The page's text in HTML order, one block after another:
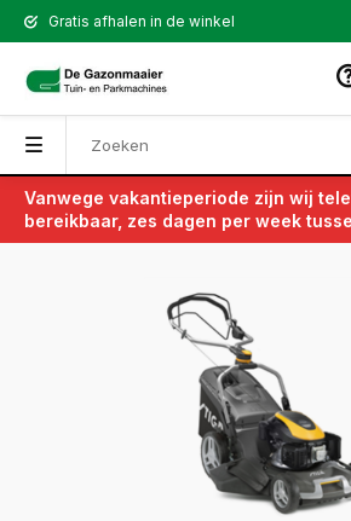
Gratis afhalen in de winkel
Vanwege vakantieperiode zijn wij
bereikbaar, zes dagen per week
Terug